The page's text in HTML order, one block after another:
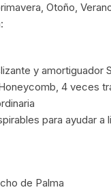
Otoño,
y amortiguador
4 veces
para ayudar a
de Palma